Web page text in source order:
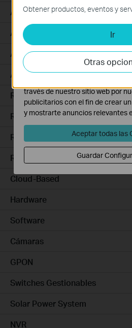
Aggregation
Access Max
Access
Access Pro
Routers Ethernet
Routers Wi-Fi
Routers 5G/4G
Routers Integrados
Cloud-Based
Hardware
Software
Cámaras
GPON
Switches Gestionables
Solar Power System
NVR
Obtener productos, eventos y
Ir
Otras
Estas cookies son necesarias
del sitio web y no pueden
Cookies de Análisis y de
Las cookies de análisis nos
actividades en nuestro sitio web
adaptar la funcionalidad del
través de nuestro sitio web por
publicitarios con el fin de crear
y mostrarte anuncios relevantes
Aceptar todas las
Guardar